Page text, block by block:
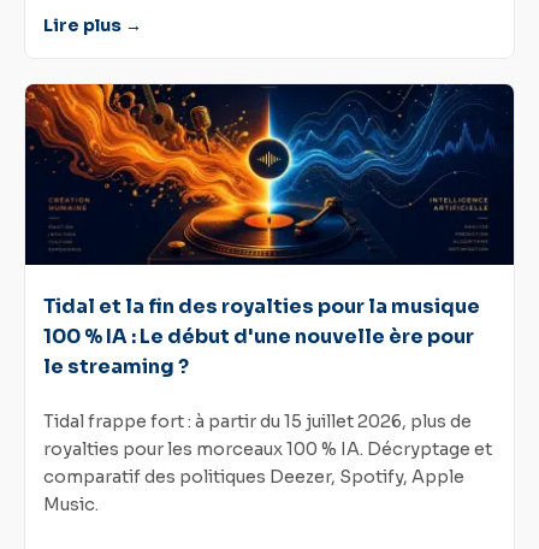
Lire plus →
Tidal et la fin des royalties pour la musique
100 % IA : Le début d'une nouvelle ère pour
le streaming ?
Tidal frappe fort : à partir du 15 juillet 2026, plus de
royalties pour les morceaux 100 % IA. Décryptage et
comparatif des politiques Deezer, Spotify, Apple
Music.